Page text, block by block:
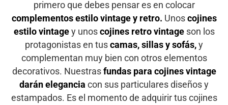
primero que debes pensar es en colocar
complementos estilo vintage y retro. Unos cojines
estilo vintagey unos cojines retro vintageson los
protagonistas en tus camas, sillas y sofás, y
complementan muy bien con otros elementos
decorativos. Nuestras fundas para cojines vintage
darán elegancia con sus particulares diseños y
estampados. Es el momento de adquirir tus cojines